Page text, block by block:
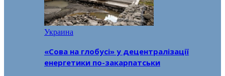
Украина
«Сова на глобусі» у децентралізації
енергетики по-закарпатськи